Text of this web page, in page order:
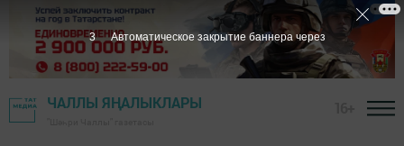
ЧАЛЛЫ ЯҢАЛЫКЛАРЫ
2 Автоматическое закрытие баннера через